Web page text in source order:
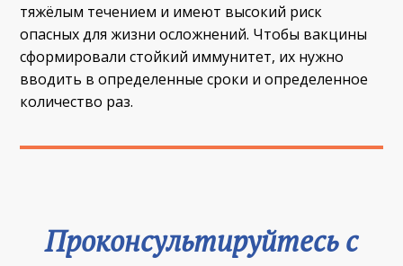
тяжёлым течением и имеют высокий риск
опасных для жизни осложнений. Чтобы вакцины
сформировали стойкий иммунитет, их нужно
вводить в определенные сроки и определенное
количество раз.
Проконсультируйтесь с